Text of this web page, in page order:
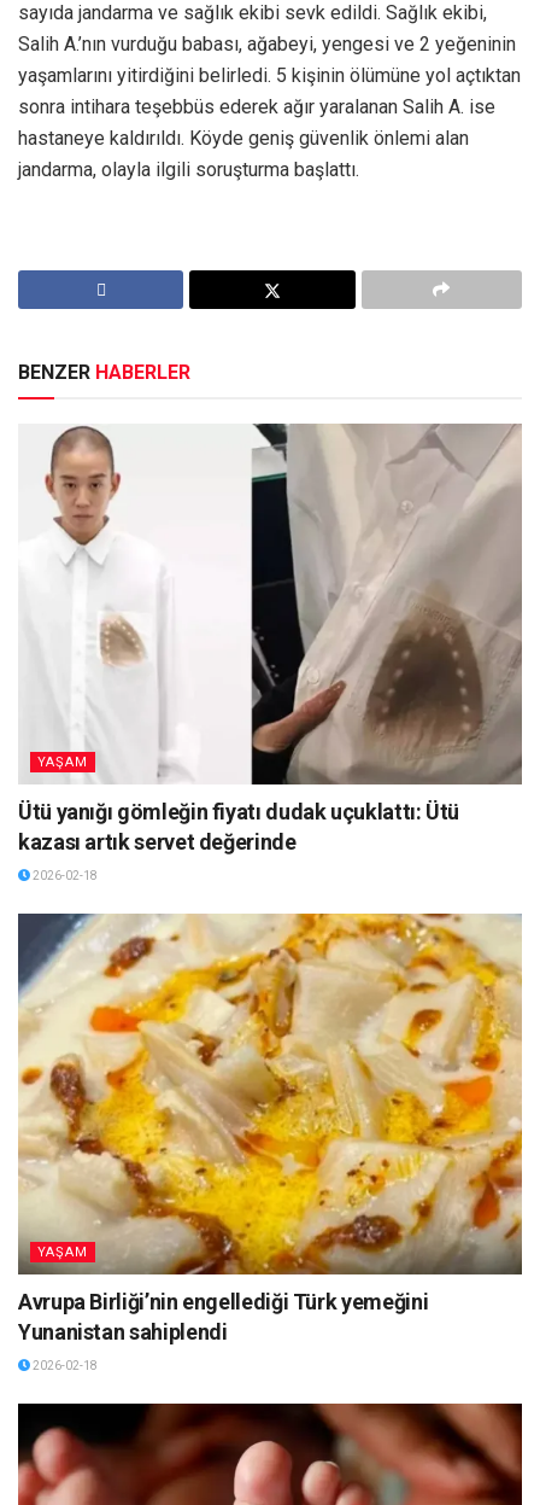
sayıda jandarma ve sağlık ekibi sevk edildi. Sağlık ekibi,
Salih A.’nın vurduğu babası, ağabeyi, yengesi ve 2 yeğeninin
yaşamlarını yitirdiğini belirledi. 5 kişinin ölümüne yol açtıktan
sonra intihara teşebbüs ederek ağır yaralanan Salih A. ise
hastaneye kaldırıldı. Köyde geniş güvenlik önlemi alan
jandarma, olayla ilgili soruşturma başlattı.
BENZER HABERLER
YAŞAM
Ütü yanığı gömleğin fiyatı dudak uçuklattı: Ütü
kazası artık servet değerinde
2026-02-18
YAŞAM
Avrupa Birliği’nin engellediği Türk yemeğini
Yunanistan sahiplendi
2026-02-18